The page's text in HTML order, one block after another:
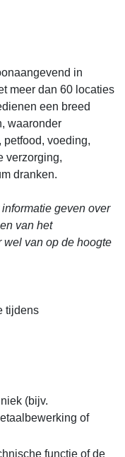
in
meer dan 60 locaties
een breed
waaronder
petfood, voeding,
verzorging,
dranken.
geven over
van het
van op de hoogte
tijdens
(bijv.
of
functie of de